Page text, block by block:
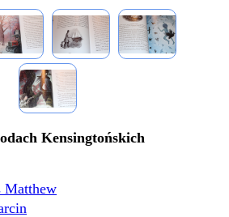
Kensingtońskich
Matthew